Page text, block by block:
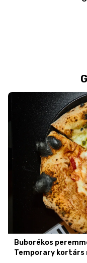
Buborékos
Temporary kortárs